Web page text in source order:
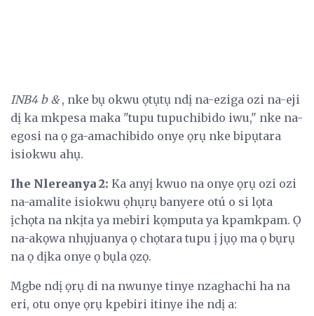
INB4 b &, nke bụ okwu ọtụtụ ndị na-eziga ozi na-eji
dị ka mkpesa maka "tupu tupuchibido iwu," nke na-
egosi na ọ ga-amachibido onye ọrụ nke bipụtara
isiokwu ahụ.
Ihe Nlereanya 2: Ka anyị kwuo na onye ọrụ ozi ozi
na-amalite isiokwu ọhụrụ banyere otú o si lọta
ịchọta na nkịta ya mebiri kọmputa ya kpamkpam. Ọ
na-akọwa nhụjuanya ọ chọtara tupu ị jụọ ma ọ bụrụ
na ọ dịka onye ọ bụla ọzọ.
Mgbe ndị ọrụ di na nwunye tinye nzaghachi ha na
eri, otu onye ọrụ kpebiri itinye ihe ndị a: